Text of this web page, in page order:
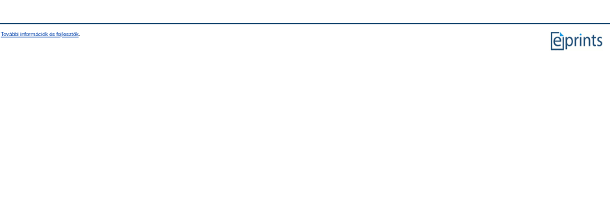
További információk és fejlesztők